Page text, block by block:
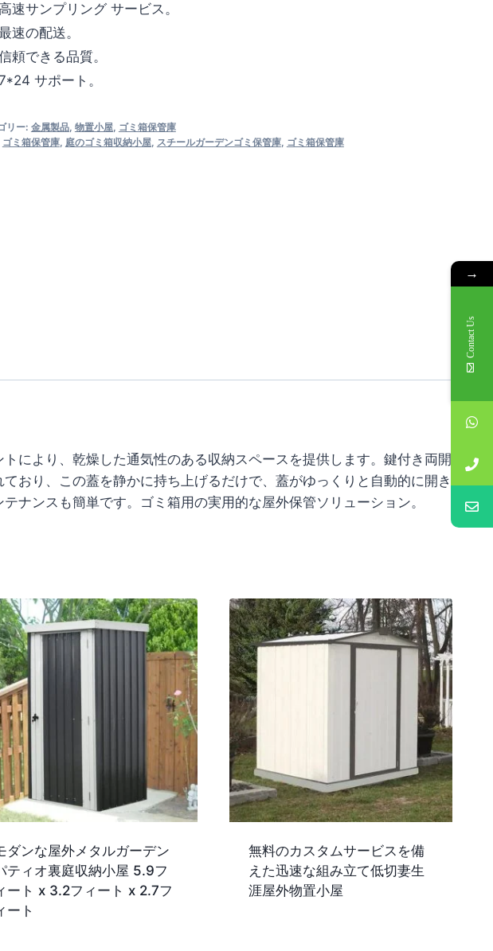
速サンプリング サービス。
速の配送。
頼できる品質。
サポート。
リー: 金属製品, 物置小屋, ゴミ箱保管庫
ゴミ箱保管庫, 庭のゴミ箱収納小屋, スチールガーデンゴミ保管庫, ゴミ箱保管庫
により、乾燥した通気性のある収納スペースを提供します。鍵付き両開
おり、この蓋を静かに持ち上げるだけで、蓋がゆっくりと自動的に開き
ナンスも簡単です。ゴミ箱用の実用的な屋外保管ソリューション。
ダンな屋外メタルガーデン
ティオ裏庭収納小屋 5.9フ
ート x 3.2フィート x 2.7フ
ート
無料のカスタムサービスを備
えた迅速な組み立て低切妻生
涯屋外物置小屋
→
Contact Us